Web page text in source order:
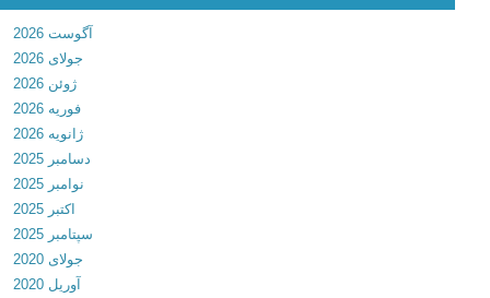
k
e
s
1
.
3
1
ا
آگوست 2026
جولای 2026
ژوئن 2026
فوریه 2026
ژانویه 2026
دسامبر 2025
نوامبر 2025
سپتامبر 2025
جولای 2020
آوریل 2020